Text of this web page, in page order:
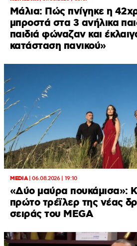
Μάλια: Πώς πνίγηκε η
μπροστά στα 3 ανήλικα
παιδιά φώναζαν και
κατάσταση πανικού»
MEDIA|06.08.2026 | 19:10
«Δύο μαύρα πουκάμισα»:
πρώτο τρέϊλερ της νέας
σειράς του MEGA